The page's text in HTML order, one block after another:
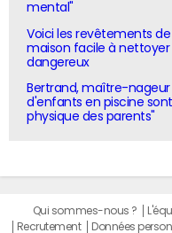
mental"
Voici les revêtements
maison facile à
dangereux
Bertrand, maître-nageur
d'enfants en piscine
physique des parents"
Qui sommes-nous ?
Recrutement
Données